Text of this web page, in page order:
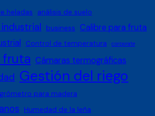
heladas análisis de suelo
business Calibre para fruta
Control de temperatura corporate
fruta Cámaras termográficas
Gestión del riego
para madera
Humedad de la leña